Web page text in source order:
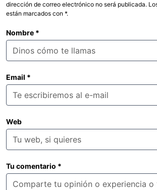
dirección de correo electrónico no será publicada.
están marcados con *.
Nombre *
Email *
Web
Tu comentario *